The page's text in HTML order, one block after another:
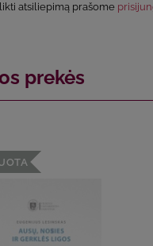
atsiliepimą prašome
prekės